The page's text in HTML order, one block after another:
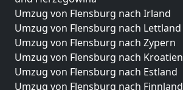
Umzug von Flensburg nach Irland
Umzug von Flensburg nach Lettland
Umzug von Flensburg nach Zypern
Umzug von Flensburg nach Kroatien
Umzug von Flensburg nach Estland
Umzug von Flensburg nach Finnland